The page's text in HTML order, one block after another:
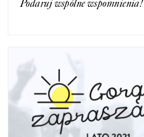
Podaruj wspólne wspomnienia!